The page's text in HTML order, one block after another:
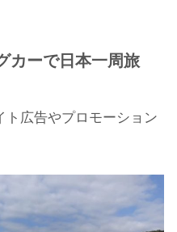
カーで日本一周旅
広告やプロモーション